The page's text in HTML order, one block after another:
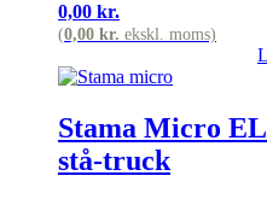
0,00 kr.
(0,00 kr. ekskl. moms)
Stama Micro
stå-truck